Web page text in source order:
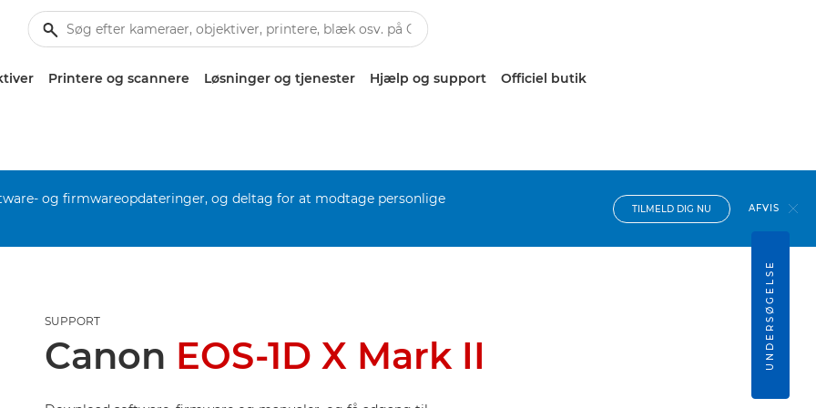
Printere og scannere Løsninger og tjenester Hjælp og support Officiel butik
og firmwareopdateringer, og deltag for at modtage personlige
TILMELD DIG NU AFVIS
SUPPORT
Canon EOS-1D X Mark II UNDERSØGELSE